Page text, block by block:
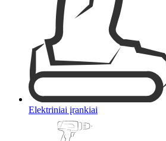
Elektriniai įrankiai